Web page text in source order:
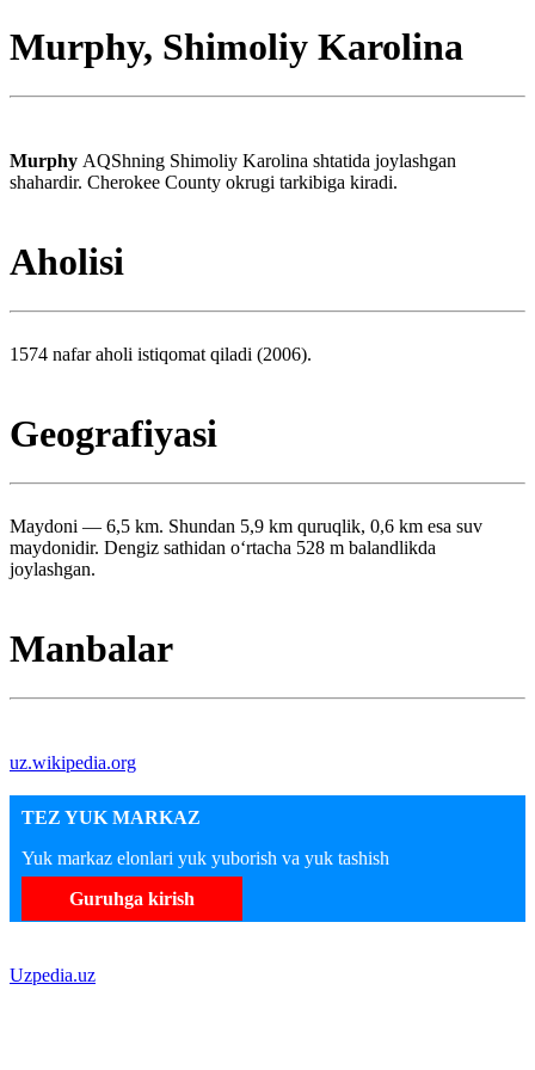
Murphy, Shimoliy Karolina
Murphy AQShning Shimoliy Karolina shtatida joylashgan
shahardir. Cherokee County okrugi tarkibiga kiradi.
Aholisi
1574 nafar aholi istiqomat qiladi (2006).
Geografiyasi
Maydoni — 6,5 km. Shundan 5,9 km quruqlik, 0,6 km esa suv
maydonidir. Dengiz sathidan oʻrtacha 528 m balandlikda
joylashgan.
Manbalar
uz.wikipedia.org
TEZ YUK MARKAZ
Yuk markaz elonlari yuk yuborish va yuk tashish
Guruhga kirish
Uzpedia.uz